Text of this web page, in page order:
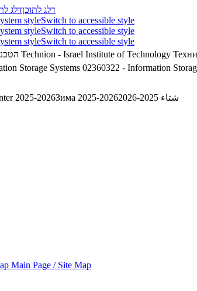
דלג לתוכןדלג
styleSwitch to accessible style
styleSwitch to accessible style
styleSwitch to accessible style
Technion - Israel Institute of Technology
Storage Systems 02360322 - Information
2025-2026Зима 2025-2026
شتاء 2025-2026
Main Page / Site Map